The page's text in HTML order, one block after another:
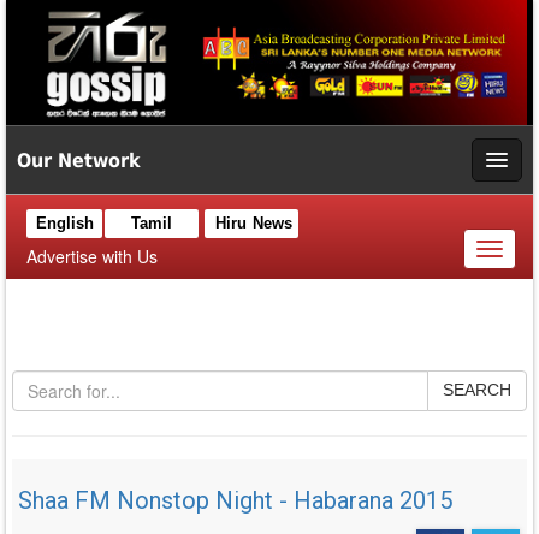
Our Network
English Tamil Hiru News
Advertise with Us
Toggle
SEARCH
Shaa FM Nonstop Night - Habarana 2015